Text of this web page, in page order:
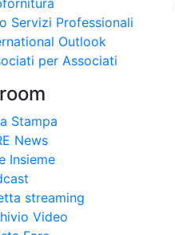
Servizi Professionali
Outlook
per Associati
Stampa
News
Insieme
streaming
Video